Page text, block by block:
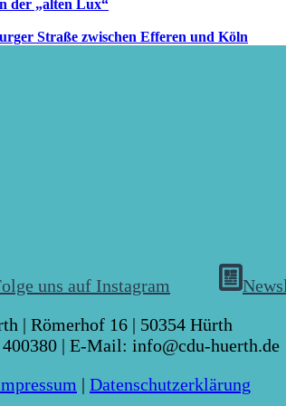
der „alten Lux“
Straße zwischen Efferen und Köln
uns auf Instagram
| Römerhof 16 | 50354 Hürth
| E-Mail: info@cdu-huerth.de
| Datenschutzerklärung